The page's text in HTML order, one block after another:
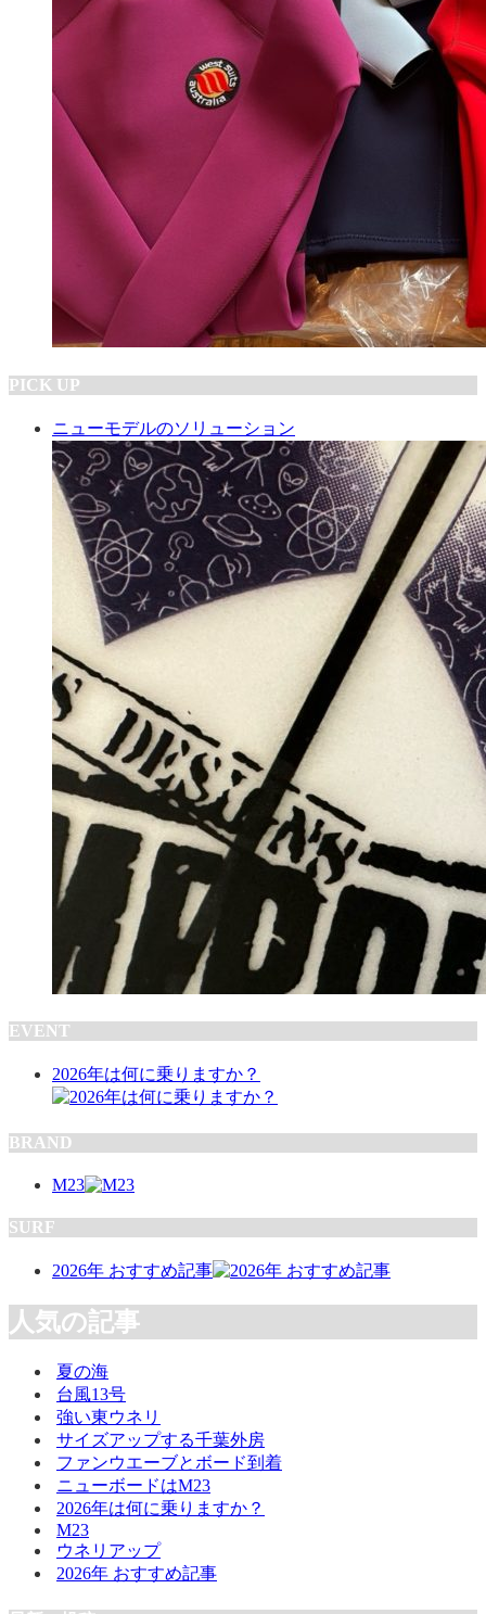
PICK UP
ニューモデルのソリューション
EVENT
2026年は何に乗りますか？
BRAND
M23
SURF
2026年 おすすめ記事
人気の記事
夏の海
台風13号
強い東ウネリ
サイズアップする千葉外房
ファンウエーブとボード到着
ニューボードはM23
2026年は何に乗りますか？
M23
ウネリアップ
2026年 おすすめ記事